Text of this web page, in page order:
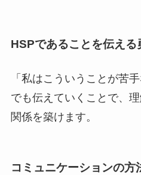
HSPであることを伝える
「私はこういうことが苦
でも伝えていくことで、
関係を築けます。
コミュニケーションの方